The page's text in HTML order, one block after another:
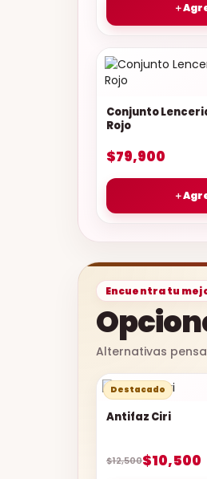
＋
Conjunto
Rojo
$79,900
＋
Encuentra tu
Alternativas
Destacado
Antifaz Ciri
$12,500$10,500